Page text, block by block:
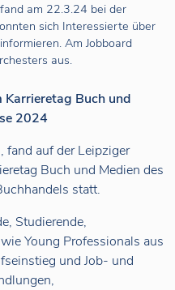
am 22.3.24 bei der
sich Interessierte über
Am Jobboard
aus.
Buch und
2024
auf der Leipziger
Buch und Medien des
statt.
Studierende,
Young Professionals aus
und Job- und